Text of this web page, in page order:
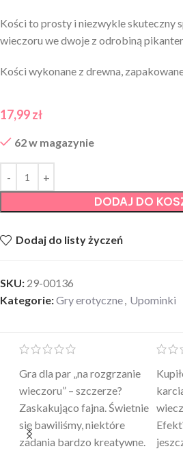
Kości to prosty i niezwykle skuteczny
wieczoru we dwoje z odrobiną
Kości wykonane z drewna,
17,99zł
62 w magazynie
DODAJ DO
Dodaj do listy życzeń
SKU: 29-00136
Kategorie:Gry erotyczne Upominki
Mini masażer jest…
genialny. Cichy, poręczny,
skuteczny. Myślałam, że to
tylko „zabawka”, a tu
proszę – uzależnia 😅
Ten
daje